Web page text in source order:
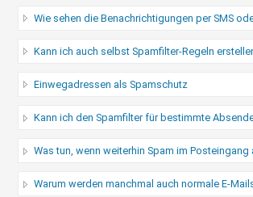
Wie sehen die Benachrichtigungen per SMS
Kann ich auch selbst Spamfilter-Regeln
Einwegadressen als Spamschutz
Kann ich den Spamfilter für bestimmte
Was tun, wenn weiterhin Spam im Posteingang
Warum werden manchmal auch normale E-